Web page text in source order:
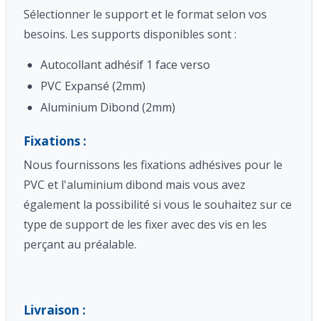
Sélectionner le support et le format selon vos
besoins. Les supports disponibles sont :
Autocollant adhésif 1 face verso
PVC Expansé (2mm)
Aluminium Dibond (2mm)
Fixations :
Nous fournissons les fixations adhésives pour le
PVC et l'aluminium dibond mais vous avez
également la possibilité si vous le souhaitez sur ce
type de support de les fixer avec des vis en les
perçant au préalable.
Livraison :